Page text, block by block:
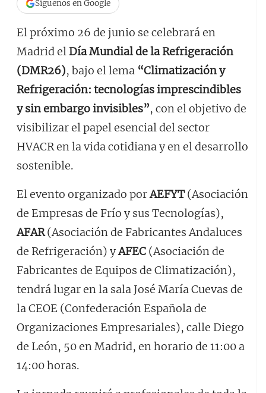
Síguenos en Google
El próximo 26 de junio se celebrará en
Madrid el Día Mundial de la Refrigeración
(DMR26), bajo el lema “Climatización y
Refrigeración: tecnologías imprescindibles
y sin embargo invisibles”, con el objetivo de
visibilizar el papel esencial del sector
HVACR en la vida cotidiana y en el desarrollo
sostenible.
El evento organizado porAEFYT(Asociación
de Empresas de Frío y sus Tecnologías),
AFAR(Asociación de Fabricantes Andaluces
de Refrigeración) yAFEC (Asociación de
Fabricantes de Equipos de Climatización),
tendrá lugar en la sala José María Cuevas de
la CEOE (Confederación Española de
Organizaciones Empresariales), calle Diego
de León, 50 en Madrid, en horario de 11:00 a
14:00 horas.